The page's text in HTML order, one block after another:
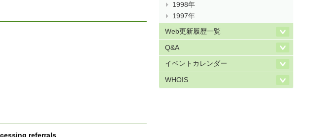
referrals
1998年
1997年
Web更新履歴一覧
Q&A
イベントカレンダー
WHOIS